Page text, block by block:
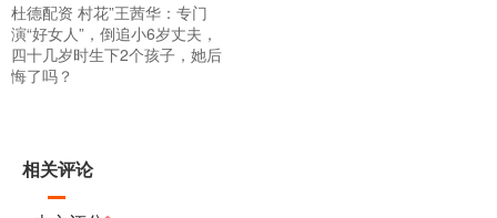
杜德配资 村花”王茜华：专门
演“好女人”，倒追小6岁丈夫，
四十几岁时生下2个孩子，她后
悔了吗？
相关评论